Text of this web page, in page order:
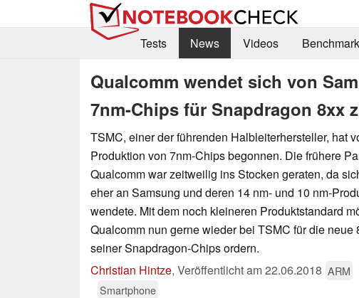
Tests
News Videos
Qualcomm wendet sich von
7nm-Chips für Snapdragon 8xx
TSMC, einer der führenden Halbleiterhersteller, hat
Produktion von 7nm-Chips begonnen. Die frühere
Qualcomm war zeitweilig ins Stocken geraten, da
eher an Samsung und deren 14 nm- und 10 nm-
wendete. Mit dem noch kleineren Produktstandard
Qualcomm nun gerne wieder bei TSMC für die neue
seiner Snapdragon-Chips ordern.
Christian Hintze, Veröffentlicht am22.06.2018 ARM
Smartphone